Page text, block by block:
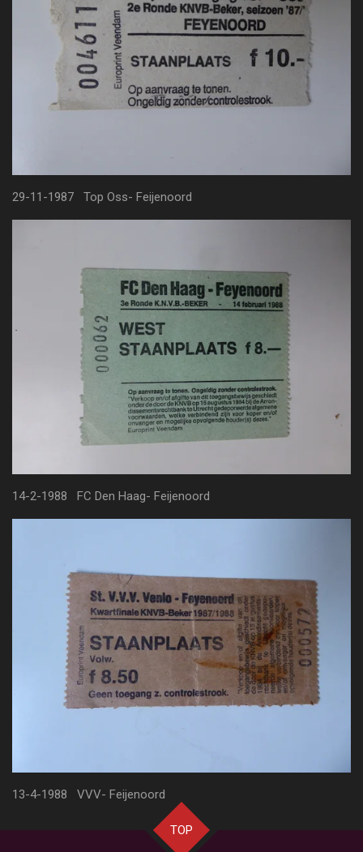
29-11-1987 Top Oss- Feijenoord
14-2-1988 FC Den Haag- Feijenoord
13-4-1988 VVV- Feijenoord
TOP